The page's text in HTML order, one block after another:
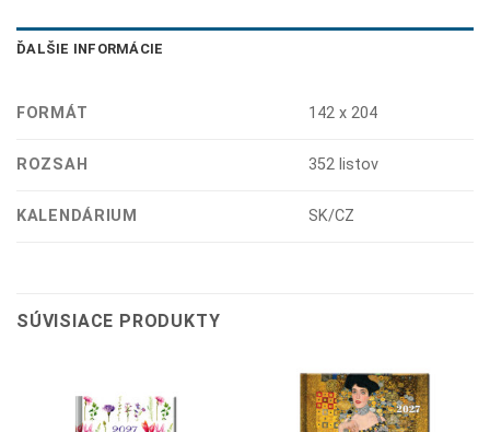
ĎALŠIE INFORMÁCIE
FORMÁT 142 x 204
ROZSAH 352 listov
KALENDÁRIUM SK/CZ
SÚVISIACE PRODUKTY